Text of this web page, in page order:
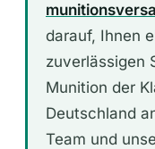
darauf, Ihnen
zuverlässigen
Munition der
Deutschland
Team und